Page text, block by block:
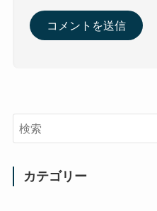
カテゴリー